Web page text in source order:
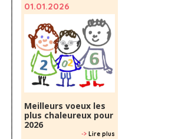
01.01.2026
Meilleurs voeux les
plus chaleureux pour
2026
-> Lire plus